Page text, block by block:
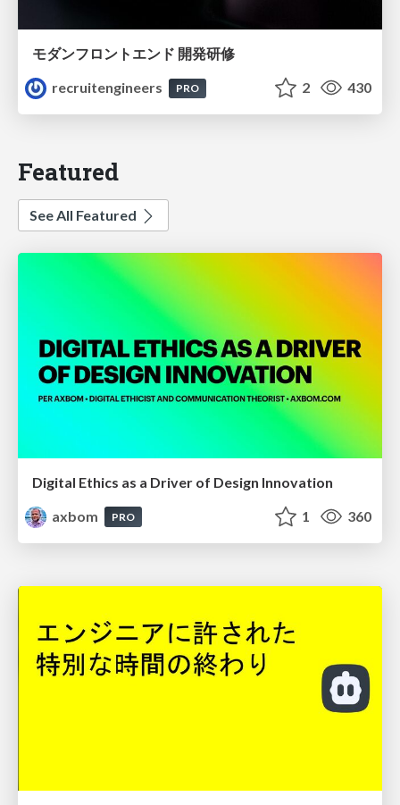
モダンフロントエンド 開発研修
recruitengineers
PRO 2 430
Featured
See All Featured
Digital Ethics as a Driver of Design Innovation
axbom
PRO 1 360